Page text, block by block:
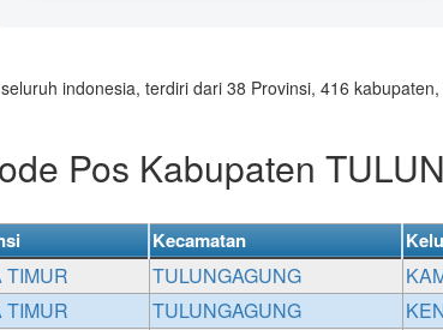
indonesia, terdiri dari 38 Provinsi, 416
Pos Kabupaten
Kecamatan
TIMUR TULUNGAGUNG
TIMUR TULUNGAGUNG